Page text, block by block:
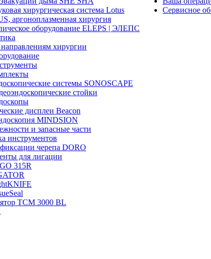
хирургическая система Lotus
аргоноплазменная хирургия
оборудование ELEPS | ЭЛЕПС
хирургии
системы SONOSCAPE
стойки
дисплеи Beacon
MINDSION
и запасные части
инструментов
черепа DORO
для лигации
315R
ТСМ 3000 BL
Сервисное